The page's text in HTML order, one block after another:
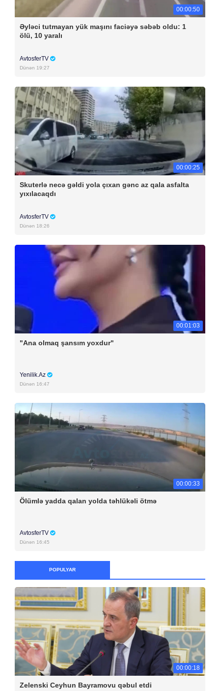
00:00:50
Əyləci tutmayan yük maşını faciəyə səbəb oldu: 1
ölü, 10 yaralı
AvtosferTV
Dünən 19:27
00:00:25
Skuterlə necə gəldi yola çıxan gənc az qala asfalta
yıxılacaqdı
AvtosferTV
Dünən 18:26
00:01:03
"Ana olmaq şansım yoxdur"
Yenilik.Az
Dünən 16:47
00:00:33
Ölümlə yadda qalan yolda təhlükəli ötmə
AvtosferTV
Dünən 16:45
POPULYAR
00:00:18
Zelenski Ceyhun Bayramovu qəbul etdi